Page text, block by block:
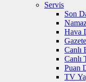
Servis
Son
Hava
Canlı
Canlı
Puan
TV